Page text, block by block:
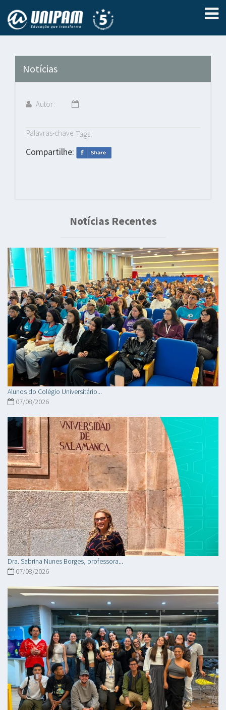
Notícias
Autor:
Palavras-chave: Tags:
Compartilhe:
Notícias Recentes
Alunos do Colégio Universitário...
07/08/2026
Dra. Sabrina Nunes Borges, professora...
07/08/2026